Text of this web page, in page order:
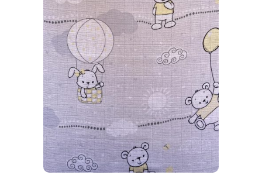
Dodaj u košaricu